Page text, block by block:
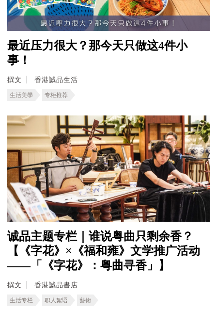
最近压力很大？那今天只做这4件小
事！
撰文 香港誠品生活
生活美學 专柜推荐
诚品主题专栏｜谁说粤曲只剩余香？
【《字花》×《福和雍》文学推广活动
——「《字花》：粤曲寻香」】
撰文 香港誠品書店
生活专栏 职人絮语 藝術